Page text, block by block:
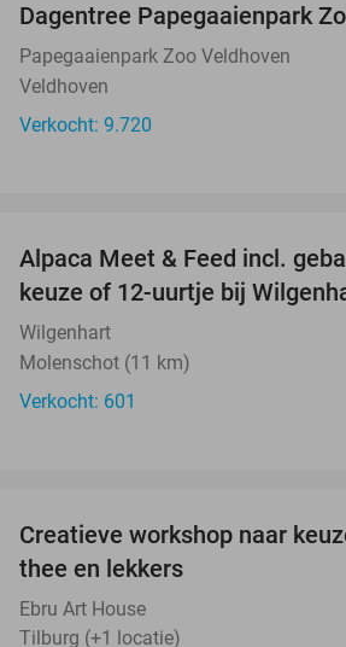
Dagentree Papegaaienpark
Papegaaienpark Zoo Veldhoven
Veldhoven
Verkocht: 9.720
Alpaca Meet & Feed incl.
keuze of 12-uurtje bij
Wilgenhart
Molenschot (11 km)
Verkocht: 601
Creatieve workshop naar
thee en lekkers
Ebru Art House
Tilburg (+1 locatie)